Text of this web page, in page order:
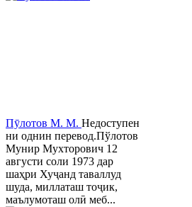
Пӯлотов М. М. Недоступен
ни однин перевод.Пўлотов
Мунир Мухторович 12
августи соли 1973 дар
шаҳри Хуҷанд таваллуд
шуда, миллаташ тоҷик,
маълумоташ олӣ меб...